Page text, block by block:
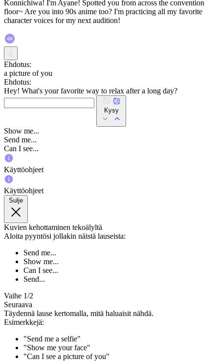
Konnichiwa! I'm Ayane! Spotted you from across the convention
floor~ Are you into 90s anime too? I'm practicing all my favorite
character voices for my next audition!
Ehdotus:
a picture of you
Ehdotus:
Hey! What's your favorite way to relax after a long day?
Kysy
Show me...
Send me...
Can I see...
Käyttöohjeet
Käyttöohjeet
Sulje
Kuvien kehottaminen tekoälyltä
Aloita pyyntösi jollakin näistä lauseista:
Send me...
Show me...
Can I see...
Send...
Vaihe 1/2
Seuraava
Täydennä lause kertomalla, mitä haluaisit nähdä.
Esimerkkejä:
"Send me a selfie"
"Show me your face"
"Can I see a picture of you"